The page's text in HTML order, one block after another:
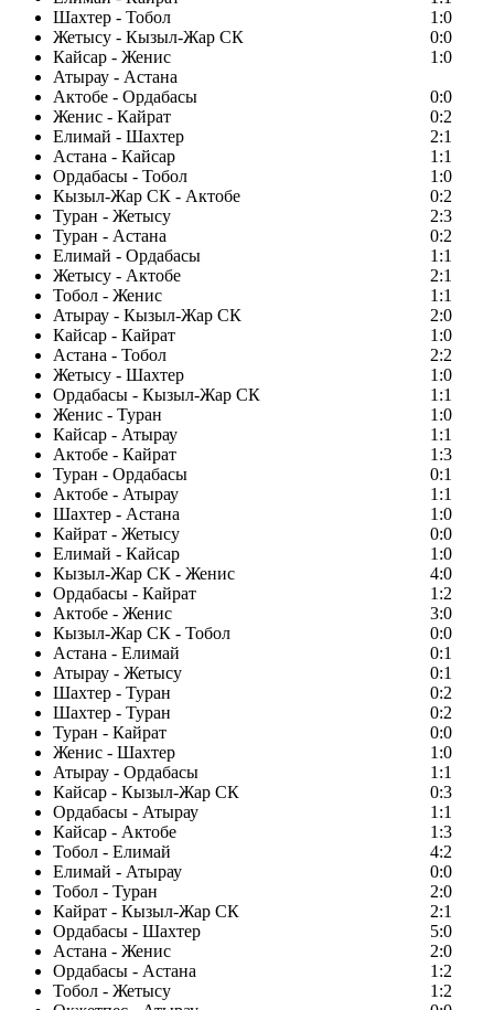
Шахтер - Тобол
1:0
Жетысу - Кызыл-Жар СК
0:0
Кайсар - Женис
1:0
Атырау - Астана
Актобе - Ордабасы
0:0
Женис - Кайрат
0:2
Елимай - Шахтер
2:1
Астана - Кайсар
1:1
Ордабасы - Тобол
1:0
Кызыл-Жар СК - Актобе
0:2
Туран - Жетысу
2:3
Туран - Астана
0:2
Елимай - Ордабасы
1:1
Жетысу - Актобе
2:1
Тобол - Женис
1:1
Атырау - Кызыл-Жар СК
2:0
Кайсар - Кайрат
1:0
Астана - Тобол
2:2
Жетысу - Шахтер
1:0
Ордабасы - Кызыл-Жар СК
1:1
Женис - Туран
1:0
Кайсар - Атырау
1:1
Актобе - Кайрат
1:3
Туран - Ордабасы
0:1
Актобе - Атырау
1:1
Шахтер - Астана
1:0
Кайрат - Жетысу
0:0
Елимай - Кайсар
1:0
Кызыл-Жар СК - Женис
4:0
Ордабасы - Кайрат
1:2
Актобе - Женис
3:0
Кызыл-Жар СК - Тобол
0:0
Астана - Елимай
0:1
Атырау - Жетысу
0:1
Шахтер - Туран
0:2
Шахтер - Туран
0:2
Туран - Кайрат
0:0
Женис - Шахтер
1:0
Атырау - Ордабасы
1:1
Кайсар - Кызыл-Жар СК
0:3
Ордабасы - Атырау
1:1
Кайсар - Актобе
1:3
Тобол - Елимай
4:2
Елимай - Атырау
0:0
Тобол - Туран
2:0
Кайрат - Кызыл-Жар СК
2:1
Ордабасы - Шахтер
5:0
Астана - Женис
2:0
Ордабасы - Астана
1:2
Тобол - Жетысу
1:2